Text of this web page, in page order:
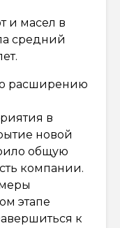
и масел в
средний
расширению
в
новой
общую
компании.
этапе
к